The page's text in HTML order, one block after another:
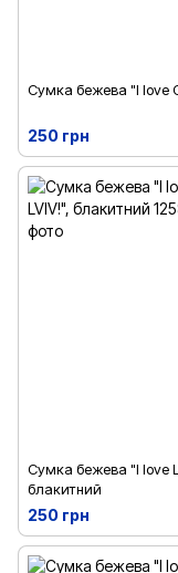
Сумка бежева "I love
250 грн
Сумка бежева "I love
блакитний
250 грн